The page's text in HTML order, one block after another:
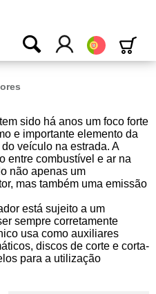
Português
sido há anos um foco forte
e importante elemento da
veículo na estrada. A
entre combustível e ar na
não apenas um
mas também uma emissão
está sujeito a um
sempre corretamente
usa como auxiliares
discos de corte e corta-
para a utilização